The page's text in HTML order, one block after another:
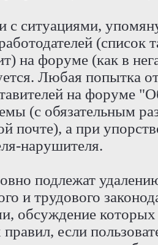
с ситуациями,
(список
на форуме (как в
Любая попытка
на форуме
(с обязательным
почте), а при
нарушителя.
подлежат
и трудового
обсуждение
если